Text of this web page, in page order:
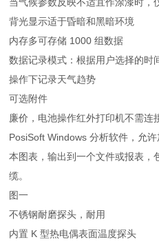
背光显示适于昏暗和黑暗环境
内存多可存储 1000 组数据
数据记录模式：根据用户选择的时
操作下记录天气趋势
可选附件
廉价，电池操作红外打印机不需连
PosiSoft Windows 分析软件，允
本图表，输出到一个文件或报表，
缆。
图一
不锈钢耐磨探头，耐用
内置 K 型热电偶表面温度探头